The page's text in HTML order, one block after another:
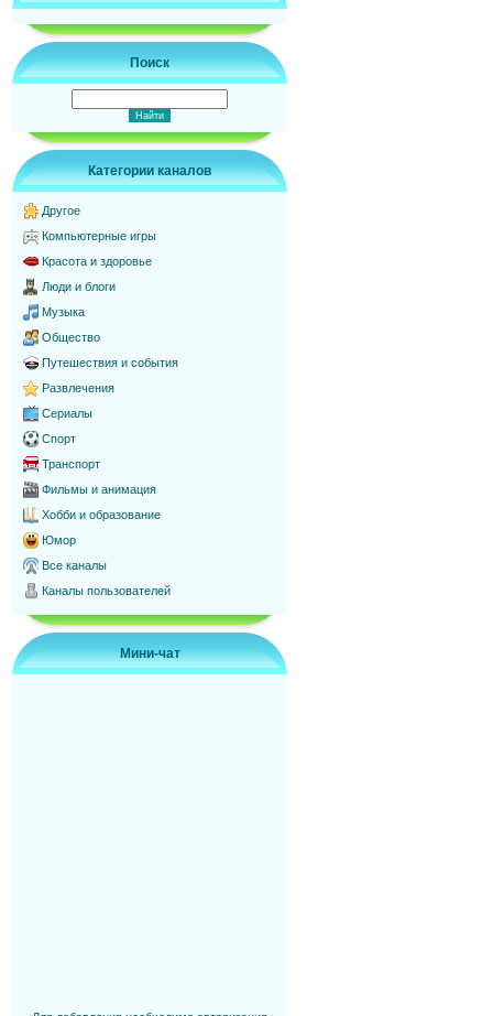
Поиск
Категории каналов
Другое
Компьютерные игры
Красота и здоровье
Люди и блоги
Музыка
Общество
Путешествия и события
Развлечения
Сериалы
Спорт
Транспорт
Фильмы и анимация
Хобби и образование
Юмор
Все каналы
Каналы пользователей
Мини-чат